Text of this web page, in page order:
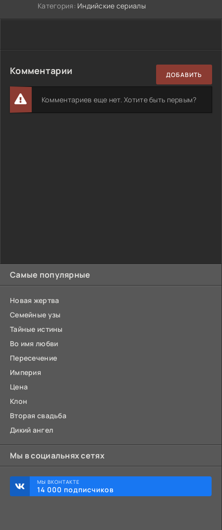
Самые популярные
Новая жертва
Семейные узы
Тайные истины
Во имя любви
Пересечение
Империя
Цена
Клон
Вторая свадьба
Дикий ангел
Мы в социальнях сетях
МЫ ВКОНТАКТЕ
14 000 подписчиков
Категория: Индийские сериалы
Комментарии ДОБАВИТЬ
Комментариев еще нет. Хотите быть первым?